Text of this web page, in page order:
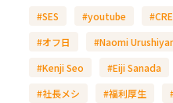
#SES
#youtube
#オフ日
#Naomi
#Kenji Seo
#Eiji Sanada
#社長メシ
#福利厚生